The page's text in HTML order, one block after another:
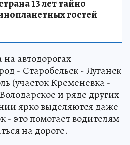
13 лет тайно
гостей
на автодорогах
- Старобельск - Луганск
(участок Кременевка -
и ряде других
ярко выделяются даже
- это помогает водителям
на дороге.